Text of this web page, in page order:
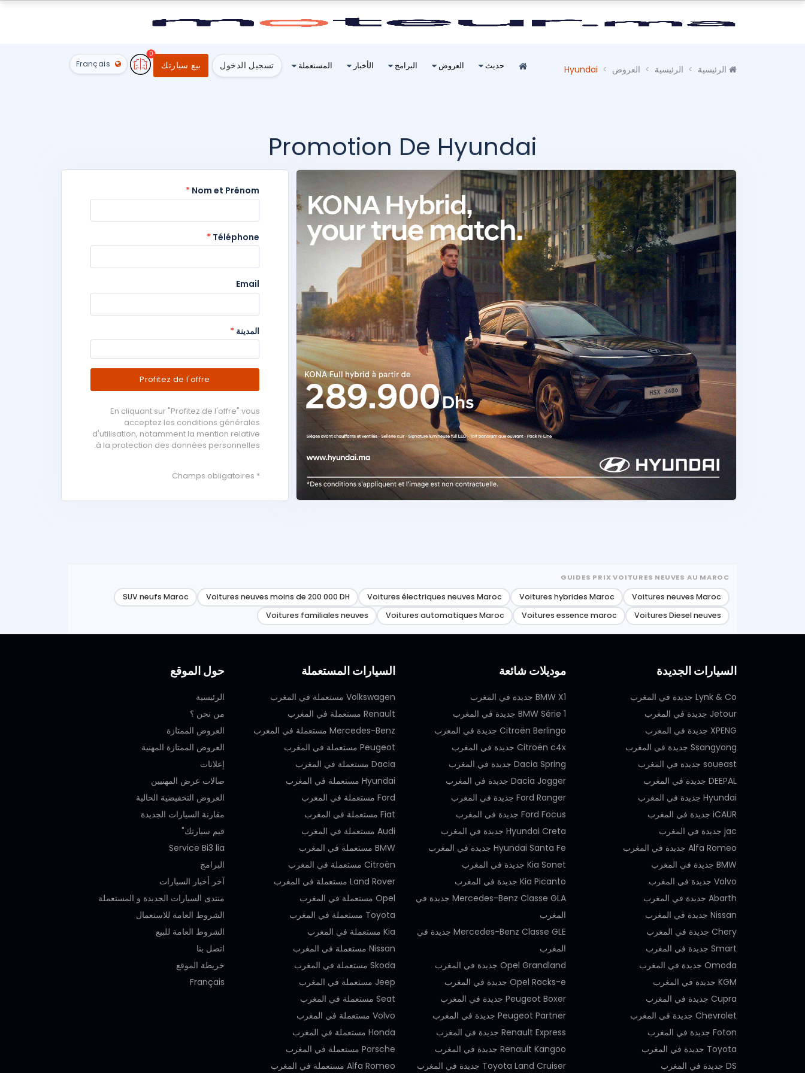
حديث العروض البرامج الأخبار المستعملة تسجيل الدخول بيع سيارتك
0
Français الرئيسية العروض Hyundai
Promotion De Hyundai
Nom et Prénom
*
Téléphone
*
Email
المدينة *
Profitez de l'offre
En cliquant sur "Profitez de l'offre" vous
acceptez les conditions générales
d'utilisation, notamment la mention relative
à la protection des données personnelles.
* Champs obligatoires
GUIDES PRIX VOITURES NEUVES AU MAROC
Voitures neuves Maroc
Voitures hybrides Maroc
Voitures électriques neuves Maroc
Voitures neuves moins de 200 000 DH
SUV neufs Maroc
Voitures Diesel neuves
Voitures essence maroc
Voitures automatiques Maroc
Voitures familiales neuves
السيارات الجديدة
Lynk & Co جديدة في المغرب
Jetour جديدة في المغرب
XPENG جديدة في المغرب
Ssangyong جديدة في المغرب
soueast جديدة في المغرب
DEEPAL جديدة في المغرب
Hyundai جديدة في المغرب
iCAUR جديدة في المغرب
jac جديدة في المغرب
Alfa Romeo جديدة في المغرب
BMW جديدة في المغرب
Volvo جديدة في المغرب
Abarth جديدة في المغرب
Nissan جديدة في المغرب
Chery جديدة في المغرب
Smart جديدة في المغرب
Omoda جديدة في المغرب
KGM جديدة في المغرب
Cupra جديدة في المغرب
Chevrolet جديدة في المغرب
Foton جديدة في المغرب
Toyota جديدة في المغرب
DS جديدة في المغرب
موديلات شائعة
BMW X1 جديدة في المغرب
BMW Série 1 جديدة في المغرب
Citroën Berlingo جديدة في المغرب
Citroën c4x جديدة في المغرب
Dacia Spring جديدة في المغرب
Dacia Jogger جديدة في المغرب
Ford Ranger جديدة في المغرب
Ford Focus جديدة في المغرب
Hyundai Creta جديدة في المغرب
Hyundai Santa Fe جديدة في المغرب
Kia Sonet جديدة في المغرب
Kia Picanto جديدة في المغرب
Mercedes-Benz Classe GLA جديدة في
المغرب
Mercedes-Benz Classe GLE جديدة في
المغرب
Opel Grandland جديدة في المغرب
Opel Rocks-e جديدة في المغرب
Peugeot Boxer جديدة في المغرب
Peugeot Partner جديدة في المغرب
Renault Express جديدة في المغرب
Renault Kangoo جديدة في المغرب
Toyota Land Cruiser جديدة في المغرب
السيارات المستعملة
Volkswagen مستعملة في المغرب
Renault مستعملة في المغرب
Mercedes-Benz مستعملة في المغرب
Peugeot مستعملة في المغرب
Dacia مستعملة في المغرب
Hyundai مستعملة في المغرب
Ford مستعملة في المغرب
Fiat مستعملة في المغرب
Audi مستعملة في المغرب
BMW مستعملة في المغرب
Citroën مستعملة في المغرب
Land Rover مستعملة في المغرب
Opel مستعملة في المغرب
Toyota مستعملة في المغرب
Kia مستعملة في المغرب
Nissan مستعملة في المغرب
Skoda مستعملة في المغرب
Jeep مستعملة في المغرب
Seat مستعملة في المغرب
Volvo مستعملة في المغرب
Honda مستعملة في المغرب
Porsche مستعملة في المغرب
Alfa Romeo مستعملة في المغرب
حول الموقع
الرئيسية
من نحن ؟
العروض الممتازة
العروض الممتازة المهنية‎
إعلانات
صالات عرض المهنيين
العروض التخفيضية الحالية
مقارنة السيارات الجديدة
قيم سيارتك"
Service Bi3 lia
البرامج
آخر أخبار السيارات
منتدى السيارات الجديدة و المستعملة
الشروط العامة للاستعمال
الشروط العامة للبيع
اتصل بنا
خريطة الموقع
Français